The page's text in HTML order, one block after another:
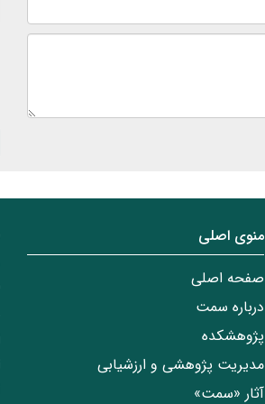
منوی اصلی
صفحه اصلی
درباره سمت
پژوهشکده
مدیریت پژوهشی و ارزشیابی
آثار «سمت»